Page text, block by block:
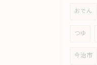
おでん
つゆ
今治市